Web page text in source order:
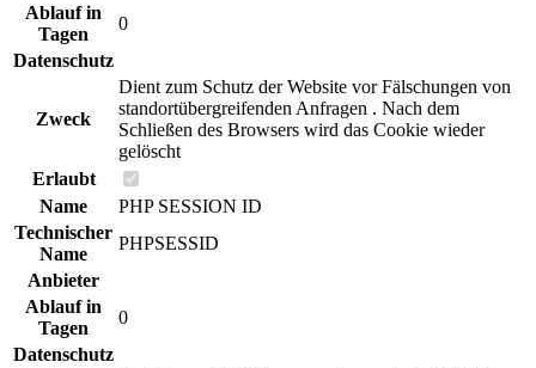
Ablauf in
Tagen
0
Datenschutz
Zweck
Dient zum Schutz der Website vor Fälschungen von
standortübergreifenden Anfragen . Nach dem
Schließen des Browsers wird das Cookie wieder
gelöscht
Erlaubt
Name
PHP SESSION ID
Technischer
Name
PHPSESSID
Anbieter
Ablauf in
Tagen
0
Datenschutz